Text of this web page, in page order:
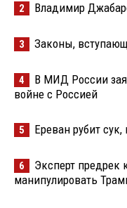
2 Владимир
3 Законы,
4
В МИД России
войне с Россией
5 Ереван рубит
6
Эксперт предрек
манипулировать